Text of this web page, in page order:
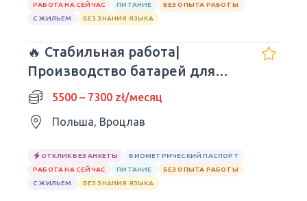
РАБОТА НА СЕЙЧАС
ПИТАНИЕ
БЕЗ ОПЫТА РАБОТЫ
С ЖИЛЬЕМ
БЕЗ ЗНАНИЯ ЯЗЫКА
🔥 Стабильная работа|
Производство батарей для
авто| Wrocław
5500 – 7300 zł/месяц
Польша, Вроцлав
ОТКЛИК БЕЗ АНКЕТЫ
БИОМЕТРИЧЕСКИЙ ПАСПОРТ
РАБОТА НА СЕЙЧАС
ПИТАНИЕ
БЕЗ ОПЫТА РАБОТЫ
С ЖИЛЬЕМ
БЕЗ ЗНАНИЯ ЯЗЫКА